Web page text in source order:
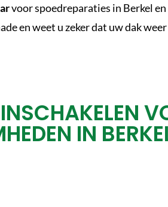
voor spoedreparaties in Berkel
en weet u zeker dat uw dak
IN